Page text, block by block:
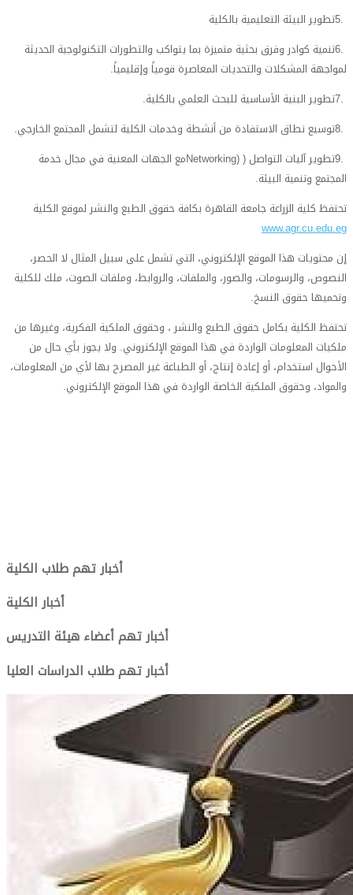
5.تطوير البيئة التعليمية بالكلية
6.تنمية كوادر وفرق بحثية متميزة بما يتواكب والتطورات التكنولوجية الحديثة
لمواجهة المشكلات والتحديات المعاصرة قومياً وإقليمياً.
7.تطوير البنية الأساسية للبحث العلمي بالكلية.
8.توسيع نطاق الاستفادة من أنشطة وخدمات الكلية لتشمل المجتمع الخارجي.
9.تطوير آليات التواصل Networking) )مع الجهات المعنية في مجال خدمة
المجتمع وتنمية البيئة.
تحتفظ كلية الزراعة جامعة القاهرة بكافة حقوق الطبع والنشر لموقع الكلية
www.agr.cu.edu.eg
إن محتويات هذا الموقع الإلكتروني، التي تشمل على سبيل المثال لا الحصر،
النصوص، والرسومات، والصور، والملفات، والروابط، وملفات الصوت، ملك للكلية
وتحميها حقوق النسخ.
تحتفظ الكلية بكامل حقوق الطبع والنشر ، وحقوق الملكية الفكرية، وغيرها من
ملكيات المعلومات الواردة في هذا الموقع الإلكتروني. ولا يجوز بأي حال من
الأحوال استخدام، أو إعادة إنتاج، أو الطباعة غير المصرح بها لأي من المعلومات،
والمواد، وحقوق الملكية الخاصة الواردة في هذا الموقع الإلكتروني.
أخبار تهم طلاب الكلية
أخبار الكلية
أخبار تهم أعضاء هيئة التدريس
أخبار تهم طلاب الدراسات العليا